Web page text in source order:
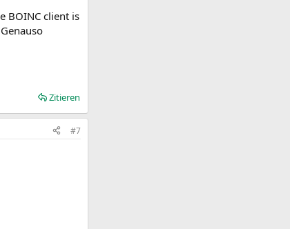
BOINC client is
Zitieren
#7